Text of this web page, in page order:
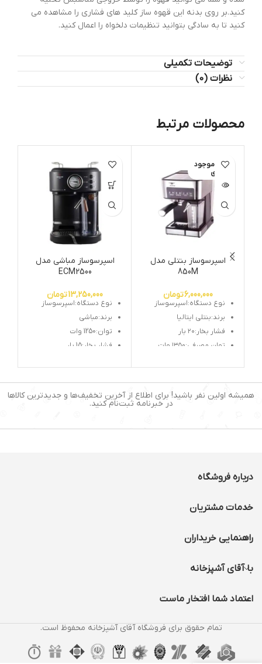
کنید.بر روی بدنه این قهوه ساز کلید های فشاری را مشاهده می
کنید تا به سادگی بتوانید تنظیمات دلخواه را اعمال کنید.
توضیحات تکمیلی
نظرات (0)
محصولات مرتبط
اتمام موجود
ی
اسپرسوساز بنتلی مدل
850M
6,000,000تومان
نوع دستگاه:اسپرسوساز
برند:بنتلی ایتالیا
فشار بخار:۲۰ بار
توان مصرفی:۱۳۵۰ وات
قهوه،لاته،کاپوچینو،قهوه
قابلیت تنظیم کف شیر:دارد
قابلیت تنظیم اب:دارد
جنس بدنه:استیل ضد زنگ و
اسپرسوساز مباشی مدل
ECM2500
13,250,000تومان
نوع دستگاه:اسپرسوساز
برند:مباشی
توان:1250 وات
فشار بخار:15 بار
گروپ(طرح چوب)
خروجی اتومات کاپوچینو و
لته
همیشه اولین نفر باشید! برای اطلاع از آخرین تخفیف‌ها و جدیدترین کالاها
در خبرنامه ثبت‌نام کنید.
درباره فروشگاه
خدمات مشتریان
راهنمایی خریداران
با آقای آشپزخانه
اعتماد شما افتخار ماست
تمام حقوق برای فروشگاه آقای آشپزخانه محفوظ است.